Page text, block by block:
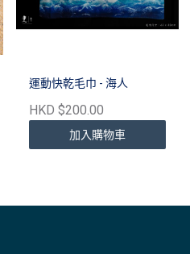
運動快乾毛巾 - 海人
HKD $200.00
加入購物車